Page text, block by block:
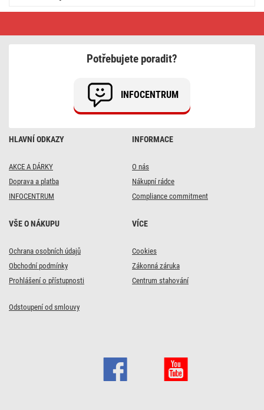
pružinová
HLAVNÍ ODKAZY
AKCE A DÁRKY
Doprava a platba
INFOCENTRUM
INFORMACE
O nás
Nákupní rádce
Compliance commitment
VŠE O NÁKUPU
Ochrana osobních údajů
Obchodní podmínky
Prohlášení o přístupnosti
VÍCE
Cookies
Zákonná záruka
Centrum stahování
Odstoupení od smlouvy
Potřebujete poradit?
INFOCENTRUM